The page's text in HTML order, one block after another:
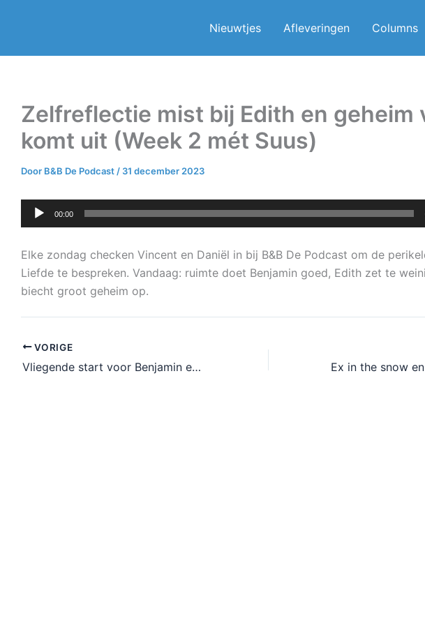
Nieuwtjes Afleveringen Columns
Zelfreflectie mist bij Edith en geheim
komt uit (Week 2 mét Suus)
Door B&B De Podcast / 31 december 2023
Audiospeler
00:00
Elke zondag checken Vincent en Daniël in bij B&B De Podcast om de
Liefde te bespreken. Vandaag: ruimte doet Benjamin goed, Edith zet te
biecht groot geheim op.
VORIGE
Vliegende start voor Benjamin en is Saul al verloofd? (Week 1 mét Leendert)